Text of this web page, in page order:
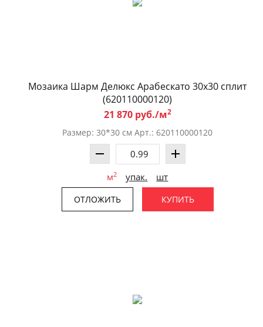
Мозаика Шарм Делюкс Арабескато 30x30 сплит
(620110000120)
21 870 руб./м2
Размер: 30*30 см Арт.: 620110000120
м2 упак. шт
ОТЛОЖИТЬ КУПИТЬ